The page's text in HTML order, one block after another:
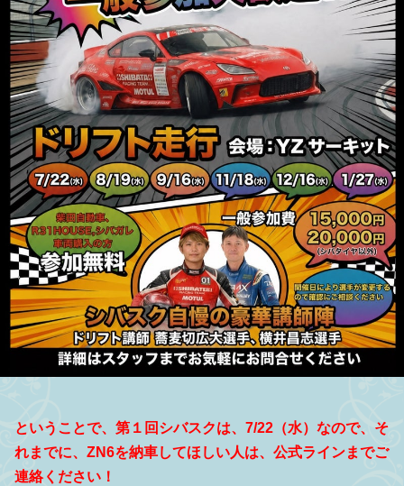
ということで、第１回シバスクは、7/22（水）なので、そ
れまでに、ZN6を納車してほしい人は、公式ラインまでご
連絡ください！